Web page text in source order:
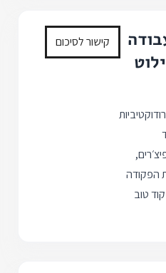
הפקודה
טוב
קישור לסיכום